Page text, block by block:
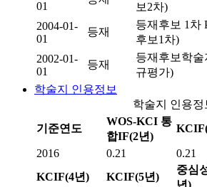
01 보2차)
2004-01-
01
등재
등재후보 1차
후보1차)
2002-01-
01
등재
등재후보학술
규평가)
학술지 인용정보
학술지 인용정
기준연도
WOS-KCI 통
합IF(2년)
2016 0.21 0.21
KCIF(4년)
KCIF(5년)
중심
년)